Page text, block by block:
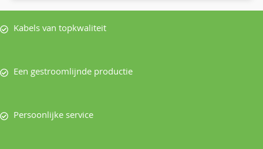
Kabels van topkwaliteit
Een gestroomlijnde productie
Persoonlijke service